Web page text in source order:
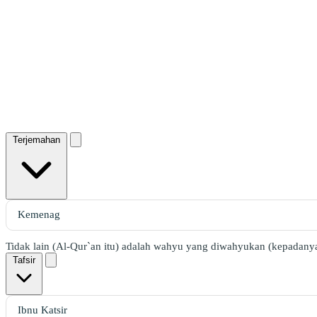
Terjemahan
Tidak lain (Al-Qur`an itu) adalah wahyu yang diwahyukan
Tafsir